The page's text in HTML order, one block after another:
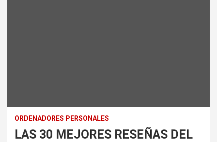
ORDENADORES PERSONALES
LAS 30 MEJORES RESEÑAS DEL